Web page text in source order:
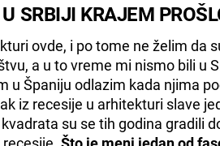
SRBIJI KRAJEM
ovde, i po tome ne želim da
a u to vreme mi nismo bili u
u Španiju odlazim kada njima
iz recesije u arhitekturi slave
su se tih godina gradili